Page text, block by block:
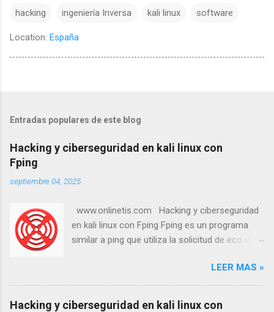
hacking ingeniería Inversa kali linux software
Location: España
Entradas populares de este blog
Hacking y ciberseguridad en kali linux con
Fping
septiembre 04, 2025
www.onlinetis.com Hacking y ciberseguridad
en kali linux con Fping Fping es un programa
similar a ping que utiliza la solicitud de eco del
(ICMP) para determinar si un host objetivo
responde. fping se diferencia de ping en que
permite especificar cualquier número de
LEER MAS »
Hacking y ciberseguridad en kali linux con